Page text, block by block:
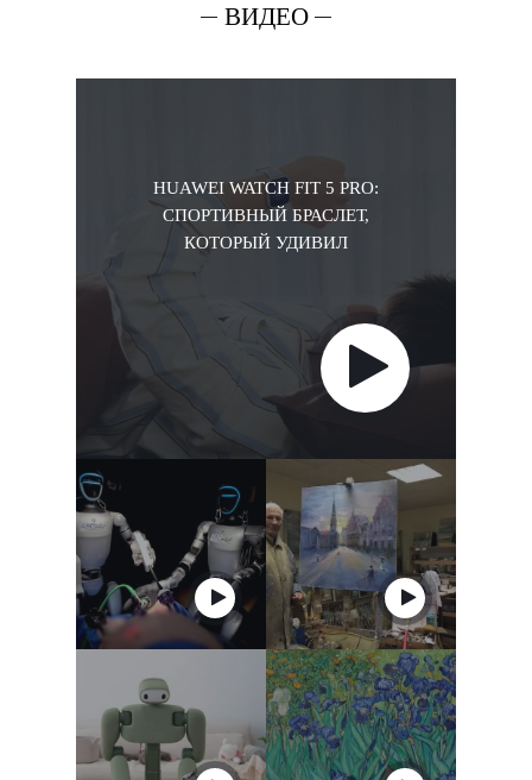
ВИДЕО
HUAWEI WATCH FIT 5 PRO:
СПОРТИВНЫЙ БРАСЛЕТ,
КОТОРЫЙ УДИВИЛ